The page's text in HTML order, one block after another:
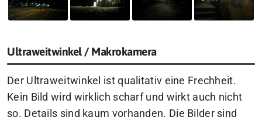
Ultraweitwinkel / Makrokamera
Der Ultraweitwinkel ist qualitativ eine Frechheit.
Kein Bild wird wirklich scharf und wirkt auch nicht
so. Details sind kaum vorhanden. Die Bilder sind